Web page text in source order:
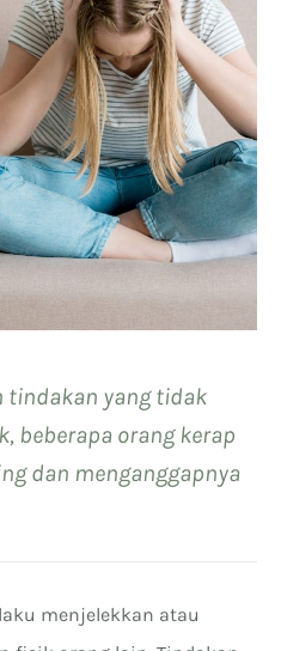
tindakan yang tidak
beberapa orang kerap
dan menganggapnya
menjelekkan atau